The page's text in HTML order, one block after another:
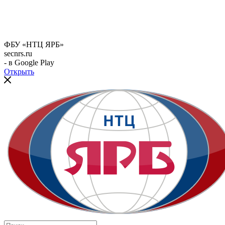
ФБУ «НТЦ ЯРБ»
secnrs.ru
- в Google Play
Открыть